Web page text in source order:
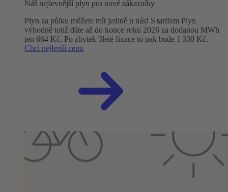
Náš nejlevnější plyn pro nové zákazníky
Plyn za půlku můžete mít jedině u nás! S tarifem Plyn
výhodně totiž dáte až do konce roku 2026 za dodanou MWh
jen 664 Kč. Po zbytek 3leté fixace to pak bude 1 330 Kč.
Chci nejlepší cenu